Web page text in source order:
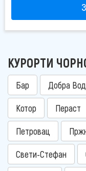
КУРОРТИ
Бар Добра
Котор Пераст
Петровац
Свети-Стефан